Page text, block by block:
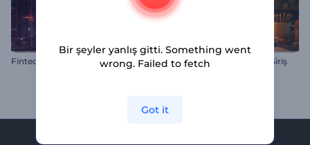
Fintech Logo Gösterimi Tasarımcının Eskiz Defteri Giriş
Bir şeyler yanlış gitti. Something went
wrong. Failed to fetch
Got it